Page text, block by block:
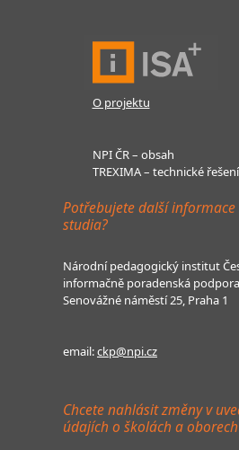
O projektu
NPI ČR – obsah
TREXIMA – technické řešení
Potřebujete další informace
studia?
Národní pedagogický institut
informačně poradenská podpora
Senovážné náměstí 25, Praha 1
email:ckp@npi.cz
Chcete nahlásit změny v
údajích o školách a